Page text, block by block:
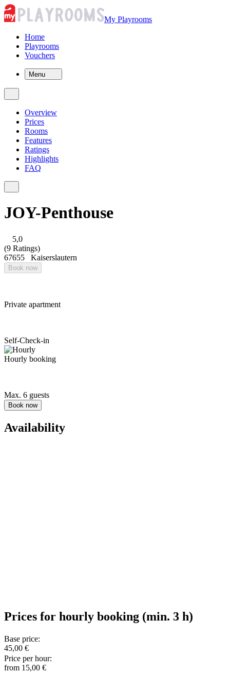
My Playrooms
Home
Playrooms
Vouchers
Menu
Overview
Prices
Rooms
Features
Ratings
Highlights
FAQ
JOY-Penthouse
5,0
(9 Ratings)
67655
Kaiserslautern
Book now
Private apartment
Self-Check-in
Hourly booking
Max. 6 guests
Book now
Availability
Prices for hourly booking (min. 3 h)
Base price:
45,00 €
Price per hour:
from 15,00 €